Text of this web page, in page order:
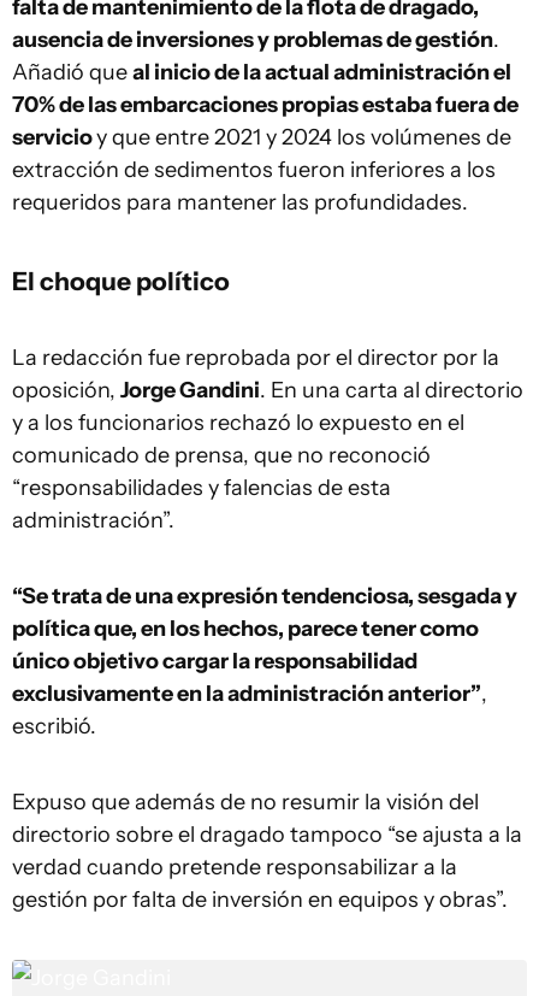
falta de mantenimiento de la flota de dragado,
ausencia de inversiones y problemas de gestión.
Añadió queal inicio de la actual administración el
70% de las embarcaciones propias estaba fuera de
servicioy que entre 2021 y 2024 los volúmenes de
extracción de sedimentos fueron inferiores a los
requeridos para mantener las profundidades.
El choque político
La redacción fue reprobada por el director por la
oposición, Jorge Gandini. En una carta al directorio
y a los funcionarios rechazó lo expuesto en el
comunicado de prensa, que no reconoció
“responsabilidades y falencias de esta
administración”.
“Se trata de una expresión tendenciosa, sesgada y
política que, en los hechos, parece tener como
único objetivo cargar la responsabilidad
exclusivamente en la administración anterior”,
escribió.
Expuso que además de no resumir la visión del
directorio sobre el dragado tampoco “se ajusta a la
verdad cuando pretende responsabilizar a la
gestión por falta de inversión en equipos y obras”.